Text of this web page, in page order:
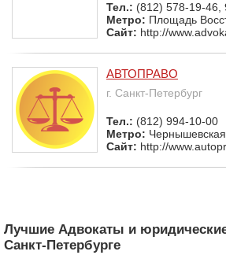
Тел.: (812) 578-19-46,
Метро: Площадь
Сайт: http://
АВТОПРАВО
г. Санкт-Петербург
Тел.: (812) 994-10-00
Метро: Чернышевская
Сайт: http://
Лучшие Адвокаты и
Санкт-Петербурге